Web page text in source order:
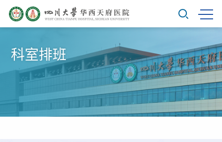
科室排班